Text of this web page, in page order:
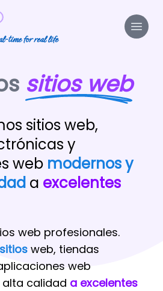
time for real life
sitios web
sitios web,
y
web modernos y
a excelentes
web profesionales.
sitios web, tiendas
web
calidad a excelentes